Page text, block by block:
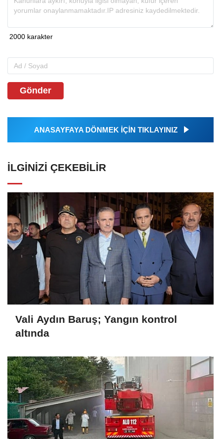
Gönder
ANASAYFAYA DÖNMEK İÇİN TIKLAYINIZ
İLGINIZI ÇEKEBILIR
Vali Aydın Baruş; Yangın kontrol
altında